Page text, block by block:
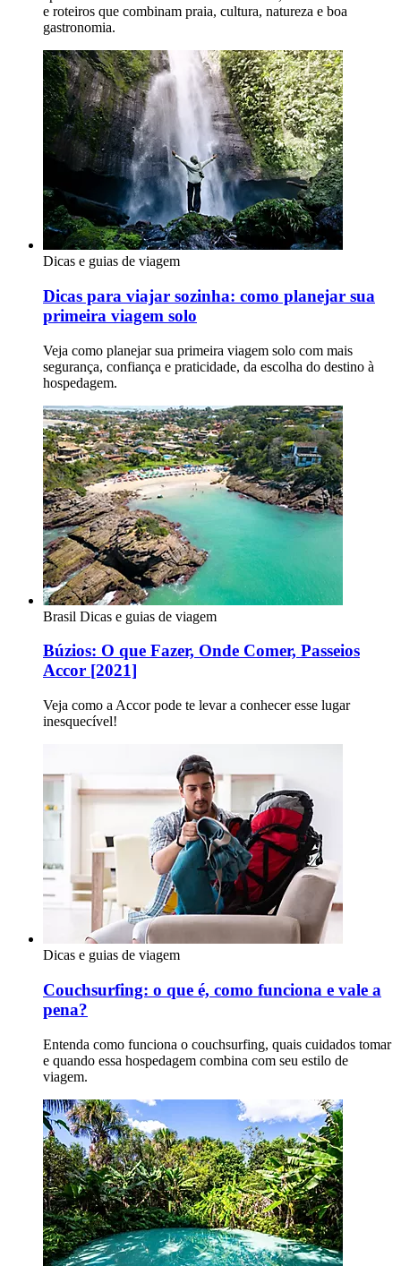
e roteiros que combinam praia, cultura, natureza e boa
gastronomia.
Dicas e guias de viagem
Dicas para viajar sozinha: como planejar sua
primeira viagem solo
Veja como planejar sua primeira viagem solo com mais
segurança, confiança e praticidade, da escolha do destino à
hospedagem.
Brasil Dicas e guias de viagem
Búzios: O que Fazer, Onde Comer, Passeios
Accor [2021]
Veja como a Accor pode te levar a conhecer esse lugar
inesquecível!
Dicas e guias de viagem
Couchsurfing: o que é, como funciona e vale a
pena?
Entenda como funciona o couchsurfing, quais cuidados tomar
e quando essa hospedagem combina com seu estilo de
viagem.